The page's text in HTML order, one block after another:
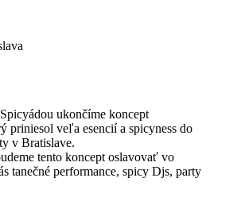
ukončíme koncept
priniesol veľa esencií a spicyness do
v Bratislave.
tento koncept oslavovať vo
tanečné performance, spicy Djs, party